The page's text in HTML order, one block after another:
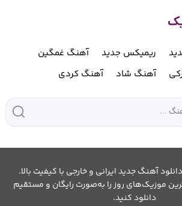
ریمیکس جدید
آهنگ غمگین
آهنگ شاد آهنگ کردی
آهنگ جدید ایرانی و خارجی با کیفیت بالا.
موزیک‌های روز را به‌صورت رایگان و مستقیم
دانلود کنید.